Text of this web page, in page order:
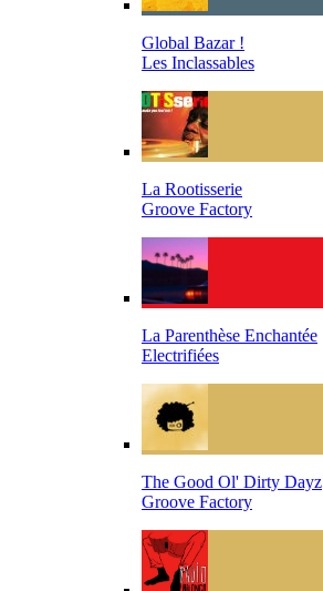
Global Bazar !
Les Inclassables
La Rootisserie
Groove Factory
La Parenthèse Enchantée
Electrifiées
The Good Ol' Dirty Dayz
Groove Factory